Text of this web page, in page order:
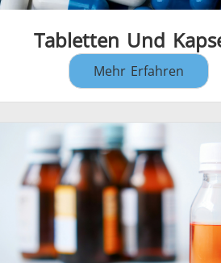
Tabletten Und
Mehr Erfahren